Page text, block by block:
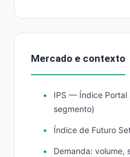
Mercado e contexto
IPS — Índice Portal
segmento)
Índice de Futuro
Demanda: volume,